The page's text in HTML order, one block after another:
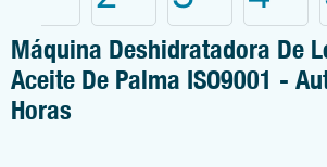
Máquina Deshidratadora De
Aceite De Palma ISO9001 -
Horas